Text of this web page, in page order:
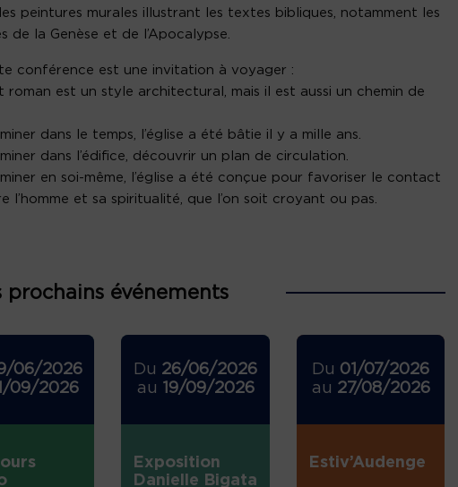
peintures murales illustrant les textes bibliques, notamment les
de la Genèse et de l’Apocalypse.
conférence est une invitation à voyager :
roman est un style architectural, mais il est aussi un chemin de
dans le temps, l’église a été bâtie il y a mille ans.
dans l’édifice, découvrir un plan de circulation.
en soi-même, l’église a été conçue pour favoriser le contact
l’homme et sa spiritualité, que l’on soit croyant ou pas.
prochains événements
06/2026
09/2026
Du 26/06/2026
au 19/09/2026
Exposition
Danielle Bigata
Du 01/07/2026
au 27/08/2026
Estiv’Audenge